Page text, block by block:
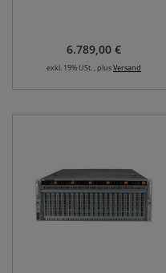
6.789,00 €
exkl. 19% USt. , plusVersand